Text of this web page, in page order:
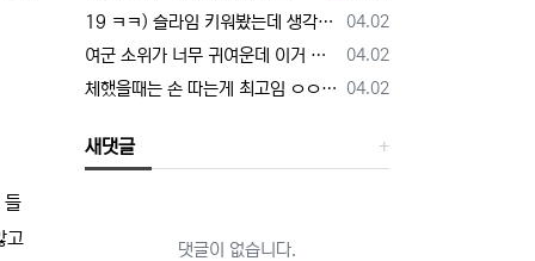
들
고
등록일
04.02
19 ㅋㅋ) 슬라임 키워봤는데 생각보다 건전함.manhwa
등록일
04.02
여군 소위가 너무 귀여운데 이거 정상 맞냐.manhwa
등록일
04.02
체했을때는 손 따는게 최고임 ㅇㅇ 외국인도 인정
새댓글
댓글이 없습니다.